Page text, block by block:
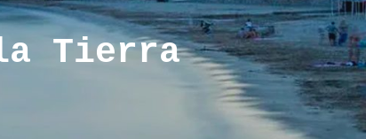
Tierra